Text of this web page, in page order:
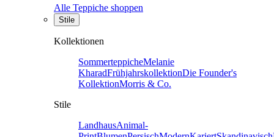
Alle Teppiche shoppen
Stile
Kollektionen
SommerteppicheMelanie
KharadFrühjahrskollektionDie Founder's
KollektionMorris & Co.
Stile
LandhausAnimal-